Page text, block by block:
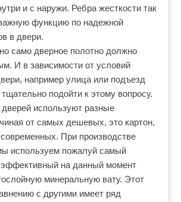
и с наружи. Ребра жесткости так
функцию по надежной
в двери.
само дверное полотно должно
И в зависимости от условий
например улица или подъезд
подойти к этому вопросу.
используют разные
от самых дешевых, это картон,
При производстве
используем пожалуй самый
на данный момент
минеральную вату. Этот
с другими имеет ряд